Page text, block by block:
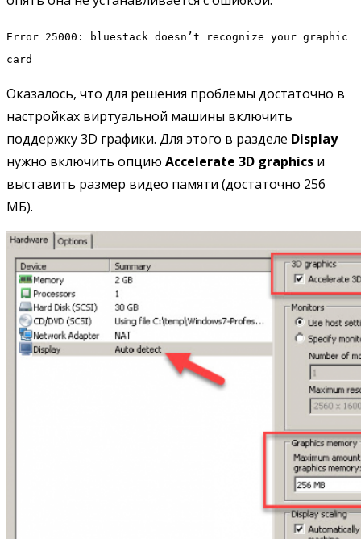
Error 25000: bluestack doesn’t recognize your graphic
card
Оказалось, что для решения проблемы достаточно в
настройках виртуальной машины включить
поддержку 3D графики. Для этого в разделе Display
нужно включить опцию Accelerate 3D graphics и
выставить размер видео памяти (достаточно 256
МБ).